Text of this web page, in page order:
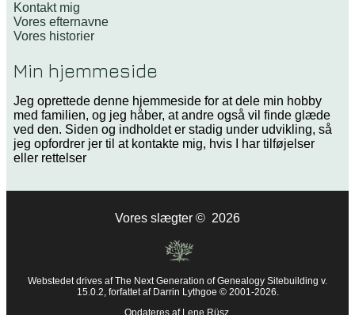
Kontakt mig
Vores efternavne
Vores historier
Min hjemmeside
Jeg oprettede denne hjemmeside for at dele min hobby
med familien, og jeg håber, at andre også vil finde glæde
ved den. Siden og indholdet er stadig under udvikling, så
jeg opfordrer jer til at kontakte mig, hvis I har tilføjelser
eller rettelser
Vores slægter © 2026
Webstedet drives afThe Next Generation of Genealogy Sitebuilding v.
15.0.2, forfattet af Darrin Lythgoe © 2001-2026.
Opdateres af
Lene Rüsz.